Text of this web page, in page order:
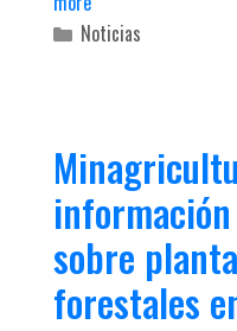
C
r
e
Noticias
sobre
forestales